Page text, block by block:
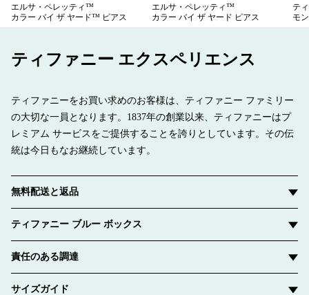
エルサ・ペレッティ™
カラー バイ ザ ヤード™ ピアス
エルサ・ペレッティ™
カラー バイ ザ ヤード ピアス
テ
モ
ティファニー エクスペリエンス
ティファニーをお買い求めのお客様は、ティファニー ファミリー
の大切な一員となります。1837年の創業以来、ティファニーはプ
レミアム サービスをご提供することを誇りとしています。その伝
統は今日もなお継続しています。
無料配送と返品
ティファニー ブルー ボックス
責任のある調達
サイズガイド